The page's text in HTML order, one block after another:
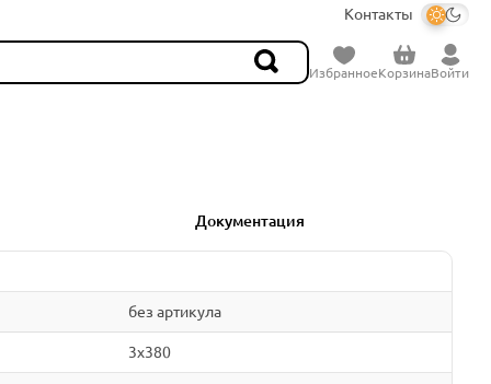
Контакты
ИзбранноеКорзинаВойти
Документация
без артикула
3x380